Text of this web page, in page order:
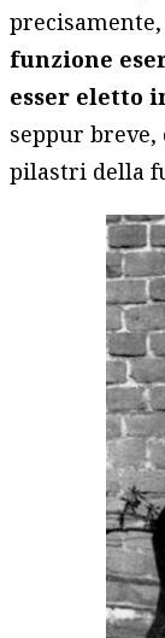
precisamente,
funzione
esser eletto
seppur
pilastri della